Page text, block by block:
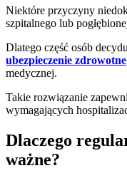
Niektóre przyczyny
szpitalnego lub
Dlatego część osób
ubezpieczenie zdrowotne
medycznej.
Takie rozwiązanie
wymagających
Dlaczego
ważne?